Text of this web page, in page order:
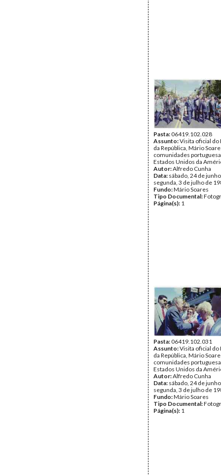
Pasta:06419.102.028
Assunto:Visita oficial
da República, Mário
comunidades
Estados Unidos da
Autor:Alfredo Cunha
Data: sábado, 24 de
segunda, 3 de julho de
Fundo:Mário Soares
Tipo Documental:
Página(s): 1
Pasta:06419.102.031
Assunto:Visita oficial
da República, Mário
comunidades
Estados Unidos da
Autor:Alfredo Cunha
Data: sábado, 24 de
segunda, 3 de julho de
Fundo:Mário Soares
Tipo Documental:
Página(s): 1